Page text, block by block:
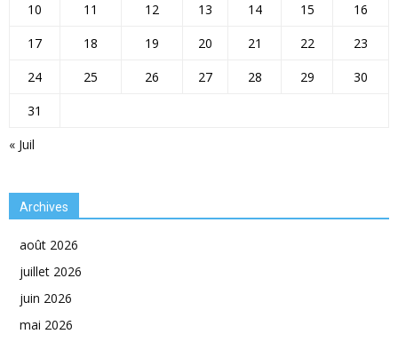
« Juil
10
11 12 13 14 15
16
17
18 19 20 21 22
23
24
25 26 27 28 29
30
31
Archives
août 2026
juillet 2026
juin 2026
mai 2026